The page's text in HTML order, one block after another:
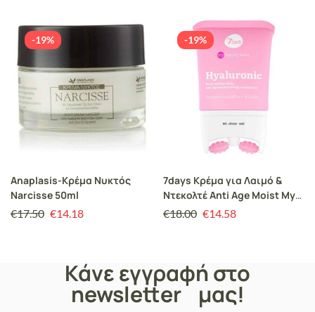
-19%
Anaplasis-Κρέμα Νυκτός
Narcisse 50ml
€17.50 €14.18
-19%
7days Κρέμα για Λαιμό &
Ντεκολτέ Anti Age Moist My
Beauty Week 80ml
€18.00 €14.58
Κάνε εγγραφή στο
newsletter μας!